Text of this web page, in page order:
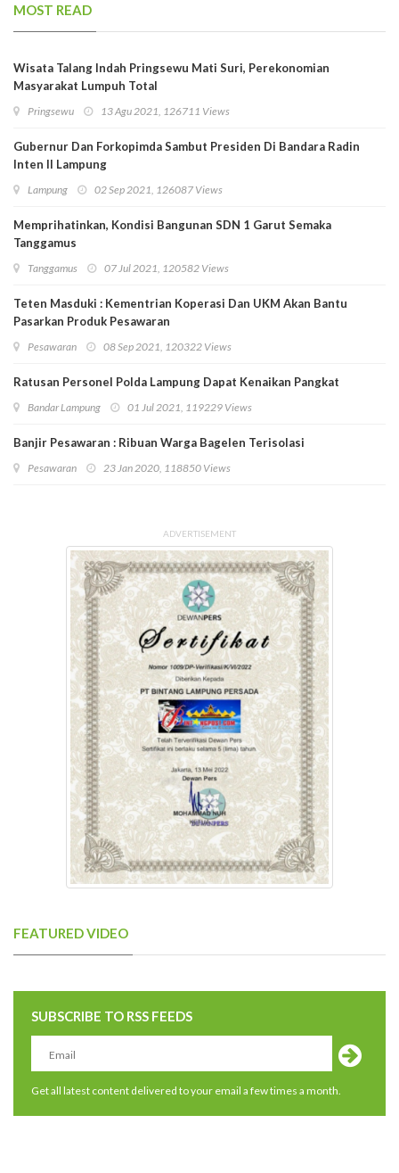
MOST READ
Wisata Talang Indah Pringsewu Mati Suri, Perekonomian
Masyarakat Lumpuh Total
Pringsewu 13 Agu 2021, 126711 Views
Gubernur Dan Forkopimda Sambut Presiden Di Bandara Radin
Inten II Lampung
Lampung 02 Sep 2021, 126087 Views
Memprihatinkan, Kondisi Bangunan SDN 1 Garut Semaka
Tanggamus
Tanggamus 07 Jul 2021, 120582 Views
Teten Masduki : Kementrian Koperasi Dan UKM Akan Bantu
Pasarkan Produk Pesawaran
Pesawaran 08 Sep 2021, 120322 Views
Ratusan Personel Polda Lampung Dapat Kenaikan Pangkat
Bandar Lampung 01 Jul 2021, 119229 Views
Banjir Pesawaran : Ribuan Warga Bagelen Terisolasi
Pesawaran 23 Jan 2020, 118850 Views
ADVERTISEMENT
FEATURED VIDEO
SUBSCRIBE TO RSS FEEDS
Get all latest content delivered to your email a few times a month.